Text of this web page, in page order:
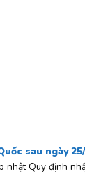
sau ngày
nhật Quy định